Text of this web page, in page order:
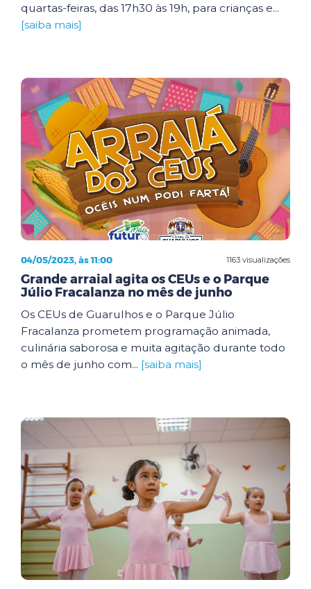
quartas-feiras, das 17h30 às 19h, para crianças e...
[saiba mais]
1163 visualizações
04/05/2023, às 11:00
Grande arraial agita os CEUs e o Parque
Júlio Fracalanza no mês de junho
Os CEUs de Guarulhos e o Parque Júlio
Fracalanza prometem programação animada,
culinária saborosa e muita agitação durante todo
o mês de junho com... [saiba mais]